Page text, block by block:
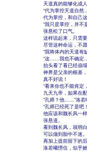
天道真的能够化成
“代为掌控天道自
代为掌控，和自己
“我只是掌控，并
张悬松了口气。
这样说起来，只需
尽管这种命运，不
“我将体内的天道有
“这……我也不确定
抬头看了看已经崩
神界是父亲的根基
真不好说！
“看来你也不能肯
九天九帝，如果在
“孔师？他……”洛若
“孔师已经死了是
他应该和魏长风一
张悬道。
看到魏长风，就明
可以做到胎中不迷。
再加上提前留下的
洛若曦愣住，似乎